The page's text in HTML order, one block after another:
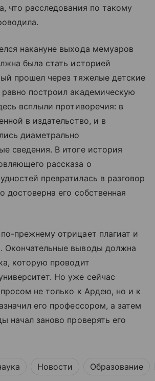
что расследования по такому
накануне выхода мемуаров
была стать историей
прошел через тяжелые детские
построил академическую
всплыли противоречия: в
в издательство, и в
диаметрально
сведения. В итоге история
рассказа о
превратилась в разговор
достоверна его собственная
прежнему отрицает плагиат и
Окончательные выводы должна
которую проводит
Но уже сейчас
не только к Ардею, но и к
его профессором, а затем
начал заново проверять его
Новости Образование